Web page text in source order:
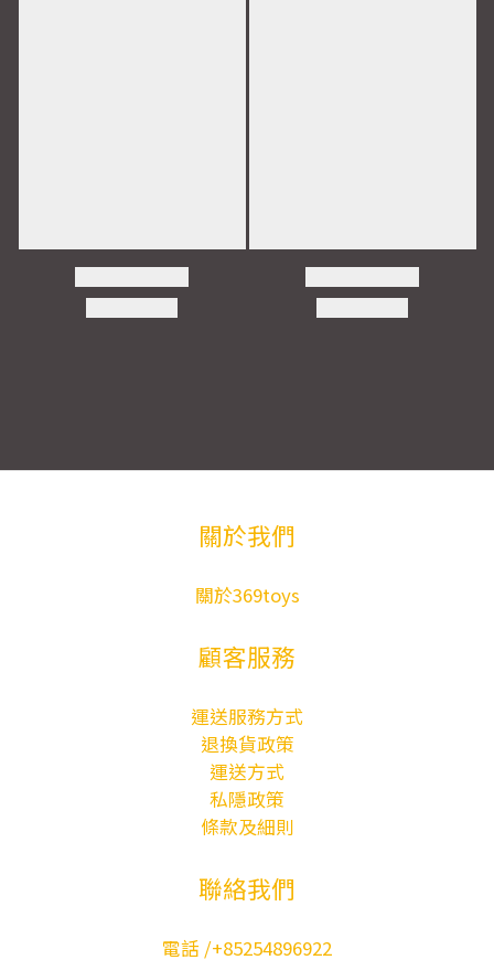
關於我們
關於369toys
顧客服務
運送服務方式
退換貨政策
運送方式
私隱政策
條款及細則
聯絡我們
電話 /+85254896922